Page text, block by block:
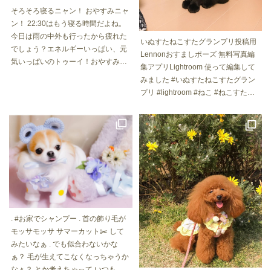
そろそろ寝るニャン！ おやすみニャ
ン！ 22:30はもう寝る時間だよね。
今日は雨の中外も行ったから疲れた
でしょう？エネルギーいっぱい、元
気いっぱいのトゥーイ！おやすみな
ねこ #魚の #夢 #鳥と #空を飛ぶ #夢
#Have a sweet dream #catsgram #c
atlovers #だいすきよ #明日あそぼ #
いぬすたねこすたグランプリ
いぬすたねこすたグランプリ投稿用
Lennonおすましポーズ 無料写真編
集アプリLightroom 使って編集して
みました #いぬすたねこすたグラン
プリ #lightroom #ねこ #ねこすたぐ
stagram
. #お家でシャンプー . 首の飾り毛が
モッサモッサ サマーカット✂️ して
みたいなぁ . でも似合わないかな
ぁ？ 毛が生えてこなくなっちゃうか